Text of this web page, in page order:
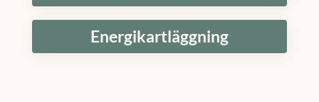
Energikartläggning